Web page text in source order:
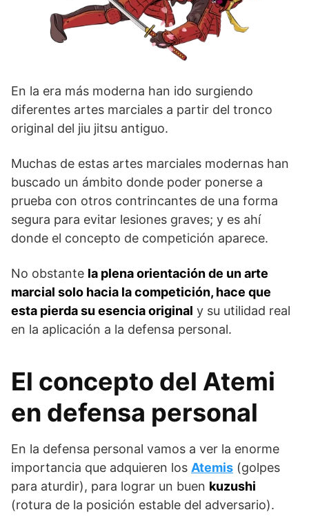
En la era más moderna han ido surgiendo
diferentes artes marciales a partir del tronco
original del jiu jitsu antiguo.
Muchas de estas artes marciales modernas han
buscado un ámbito donde poder ponerse a
prueba con otros contrincantes de una forma
segura para evitar lesiones graves; y es ahí
donde el concepto de competición aparece.
No obstante la plena orientación de un arte
marcial solo hacia la competición, hace que
esta pierda su esencia original y su utilidad real
en la aplicación a la defensa personal.
El concepto del Atemi
en defensa personal
En la defensa personal vamos a ver la enorme
importancia que adquieren los Atemis (golpes
para aturdir), para lograr un buen kuzushi
(rotura de la posición estable del adversario).